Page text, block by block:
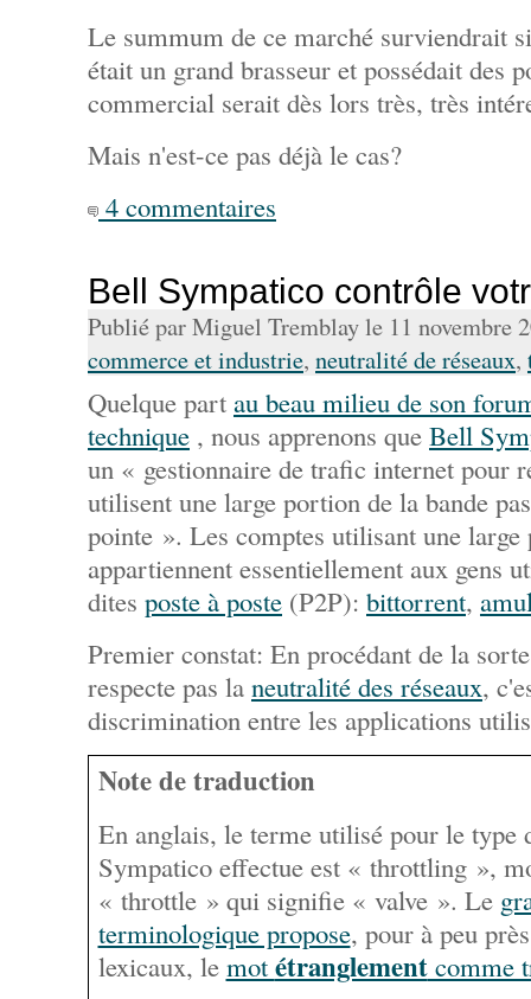
Le summum de ce marché surviendrait
était un grand brasseur et possédait des
commercial serait dès lors très, très
Mais n'est-ce pas déjà le cas?
4 commentaires
Bell Sympatico contrôle
Publié par Miguel Tremblay le 11 novembre
commerce et industrie, neutralité de réseaux,
Quelque part au beau milieu de son
technique , nous apprenons que Bell
un « gestionnaire de trafic internet pour
utilisent une large portion de la bande
pointe ». Les comptes utilisant une large
appartiennent essentiellement aux gens
dites poste à poste (P2P): bittorrent,
Premier constat: En procédant de la
respecte pas la neutralité des réseaux,
discrimination entre les applications
Note de traduction
En anglais, le terme utilisé pour le type
Sympatico effectue est « throttling»,
« throttle» qui signifie « valve ». Le
terminologique propose, pour à peu
lexicaux, le motétranglementcomme